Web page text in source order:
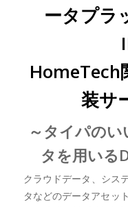
ータプラ
HomeTech
装サ
～タイパの
タを用いる
クラウドデータ、シス
タなどのデータアセッ